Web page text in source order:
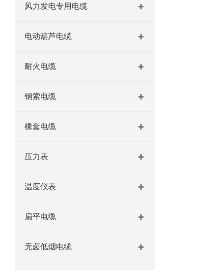
风力发电专用电缆
电动葫芦电缆
耐火电缆
钢索电缆
橡套电缆
压力表
温度仪表
扁平电缆
无卤低烟电缆